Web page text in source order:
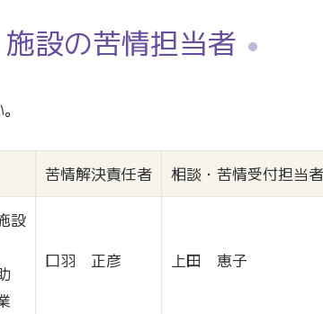
施設の苦情担当者
苦情解決責任者 相談・苦情受付担当者
設
口羽 正彦 上田 恵子